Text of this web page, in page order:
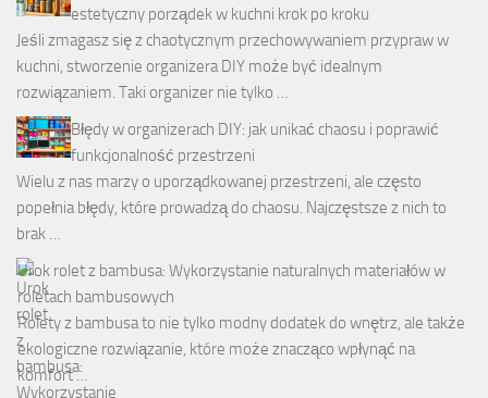
estetyczny porządek w kuchni krok po kroku
Jeśli zmagasz się z chaotycznym przechowywaniem przypraw w
kuchni, stworzenie organizera DIY może być idealnym
rozwiązaniem. Taki organizer nie tylko …
Błędy w organizerach DIY: jak unikać chaosu i poprawić
funkcjonalność przestrzeni
Wielu z nas marzy o uporządkowanej przestrzeni, ale często
popełnia błędy, które prowadzą do chaosu. Najczęstsze z nich to
brak …
Urok rolet z bambusa: Wykorzystanie naturalnych materiałów w
roletach bambusowych
Rolety z bambusa to nie tylko modny dodatek do wnętrz, ale także
ekologiczne rozwiązanie, które może znacząco wpłynąć na
komfort …